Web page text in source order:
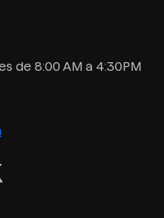
de 8:00 AM a 4:30PM